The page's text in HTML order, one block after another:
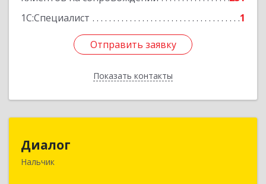
1С:Специалист
1
Отправить заявку
Показать контакты
Отправить заявку
Назад
Диалог
Нальчик
360016, Кабардино-Балкарская Респ, Нальчик г,